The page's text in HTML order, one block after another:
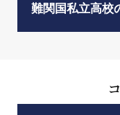
難関国私立高校